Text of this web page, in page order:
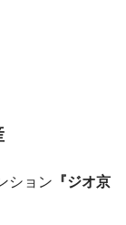
ション 『ジオ京